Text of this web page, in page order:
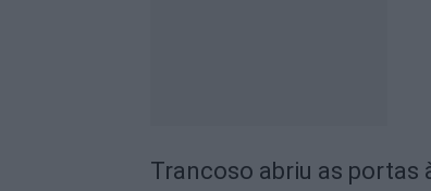
Trancoso abriu as portas